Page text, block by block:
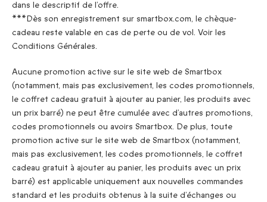
dans le descriptif de l’offre.
***Dès son enregistrement sur smartbox.com, le chèque-
cadeau reste valable en cas de perte ou de vol. Voir les
Conditions Générales.
Aucune promotion active sur le site web de Smartbox
(notamment, mais pas exclusivement, les codes promotionnels,
le coffret cadeau gratuit à ajouter au panier, les produits avec
un prix barré) ne peut être cumulée avec d’autres promotions,
codes promotionnels ou avoirs Smartbox. De plus, toute
promotion active sur le site web de Smartbox (notamment,
mais pas exclusivement, les codes promotionnels, le coffret
cadeau gratuit à ajouter au panier, les produits avec un prix
barré) est applicable uniquement aux nouvelles commandes
standard et les produits obtenus à la suite d’échanges ou